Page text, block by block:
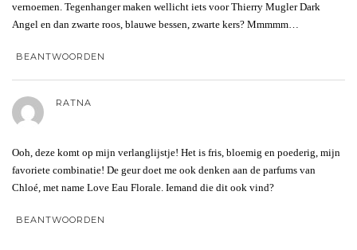
vernoemen. Tegenhanger maken wellicht iets voor Thierry Mugler Dark
Angel en dan zwarte roos, blauwe bessen, zwarte kers? Mmmmm…
BEANTWOORDEN
RATNA
Ooh, deze komt op mijn verlanglijstje! Het is fris, bloemig en poederig, mijn
favoriete combinatie! De geur doet me ook denken aan de parfums van
Chloé, met name Love Eau Florale. Iemand die dit ook vind?
BEANTWOORDEN